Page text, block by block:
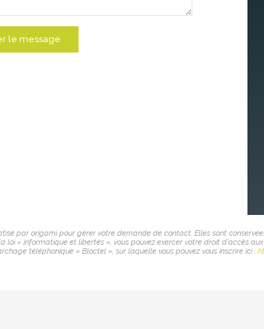
le message
par origami pour gérer votre demande de contact. Elles sont
« informatique et libertés », vous pouvez exercer votre droit d'accès
téléphonique « Bloctel », sur laquelle vous pouvez vous inscrire ici :